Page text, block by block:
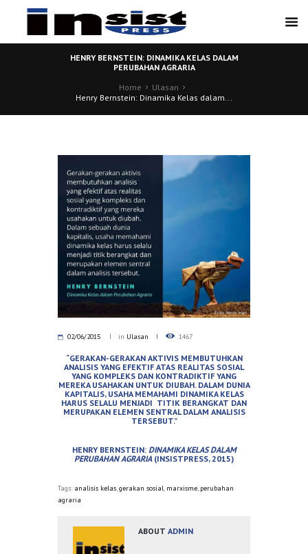
HENRY BERNSTEIN: DINAMIKA KELAS DALAM
PERUBAHAN AGRARIA
Home
Ulasan
Henry Bernstein: Dinamika Kelas dalam...
02/06/2015 in Ulasan 1467
“GERAKAN-GERAKAN AKTIVIS MEMBUTUHKAN
ANALISIS YANG EFEKTIF ATAS REALITAS SOSIAL
YANG KOMPLEKS DAN KONTRADIKTIF YANG
MEREKA USAHAKAN UNTUK DIUBAH. DALAM DUNIA
KAPITALIS, USAHA MEMAHAMI DINAMIKA KELAS
HARUS SELALU MENJADI TITIK BERANGKAT DAN
MERUPAKAN ELEMEN SENTRAL DALAM ANALISIS
TERSEBUT.”
HENRY BERNSTEIN: DINAMIKA KELAS DALAM
PERUBAHAN AGRARIA (INSISTPRESS, 2015)
Tags: analisis kelas,gerakan sosial, marxisme, perubahan
agraria
ABOUTADMIN